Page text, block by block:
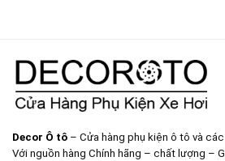
Decor Ô tô – Cửa hàng phụ kiện ô tô và
Với nguồn hàng Chính hãng – chất lượng –